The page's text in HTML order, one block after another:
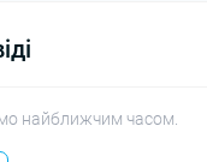
найближчим часом.